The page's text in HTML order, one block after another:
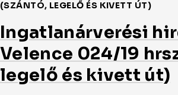
Ingatlanárverési
Velence 024/19
legelő és kivett út)
(SZÁNTÓ, LEGELŐ ÉS KIVETT ÚT)